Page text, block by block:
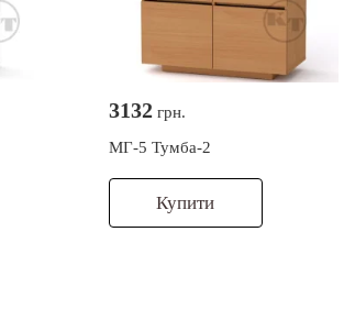
3132грн.
МГ-5 Тумба-2
Купити